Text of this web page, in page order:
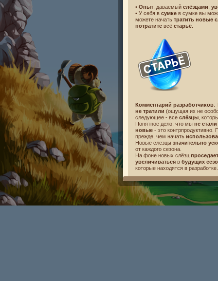
• Опыт , даваемый слёзцами
• У себя в сумке в сумке вы
можете начать тратить новые
потратите всё старьё
Комментарий разработчиков:
не тратили (ощущая их не
следующее - все слёзцы ,
Понятное дело, что мы не
новые - это
прежде, чем начать
Новые слёзцы значительно
от каждого сезона.
На фоне новых слёзц
увеличиваться в будущих
которые находятся в разработке.
Другие изменения!
• Сталкерусы теперь
сделатьединый таймер, когда
• Модификатор "Легкий старт"